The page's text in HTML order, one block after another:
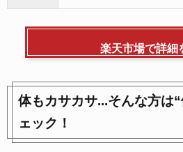
楽天市場で詳細
体もカサカサ...そんな方は
ェック！